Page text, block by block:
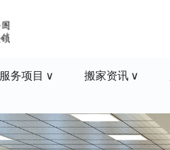
服务项目 搬家资讯